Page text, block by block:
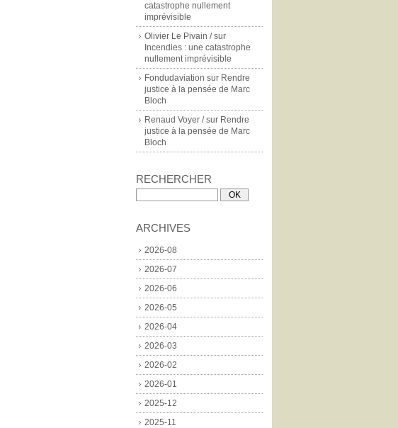
catastrophe nullement
imprévisible
Olivier Le Pivain /sur
Incendies : une catastrophe
nullement imprévisible
Fondudaviation sur Rendre
justice à la pensée de Marc
Bloch
Renaud Voyer /sur Rendre
justice à la pensée de Marc
Bloch
RECHERCHER
ARCHIVES
2026-08
2026-07
2026-06
2026-05
2026-04
2026-03
2026-02
2026-01
2025-12
2025-11